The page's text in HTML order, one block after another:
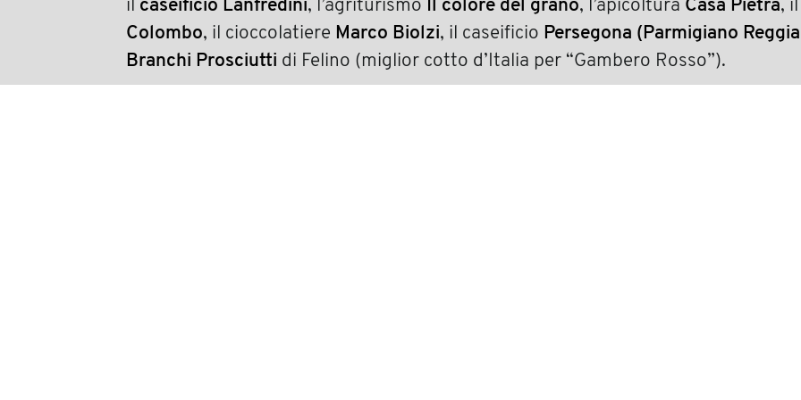
il caseificio Lanfredini, l’agriturismo Il colore del grano, l’apicoltura Casa Pietra, il
Colombo, il cioccolatiere Marco Biolzi, il caseificio Persegona (Parmigiano
Branchi Prosciutti di Felino (miglior cotto d’Italia per “Gambero Rosso”).